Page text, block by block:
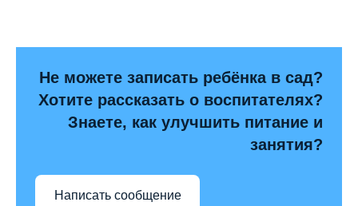
Не можете записать ребёнка в сад?
Хотите рассказать о воспитателях?
Знаете, как улучшить питание и
занятия?
Написать сообщение